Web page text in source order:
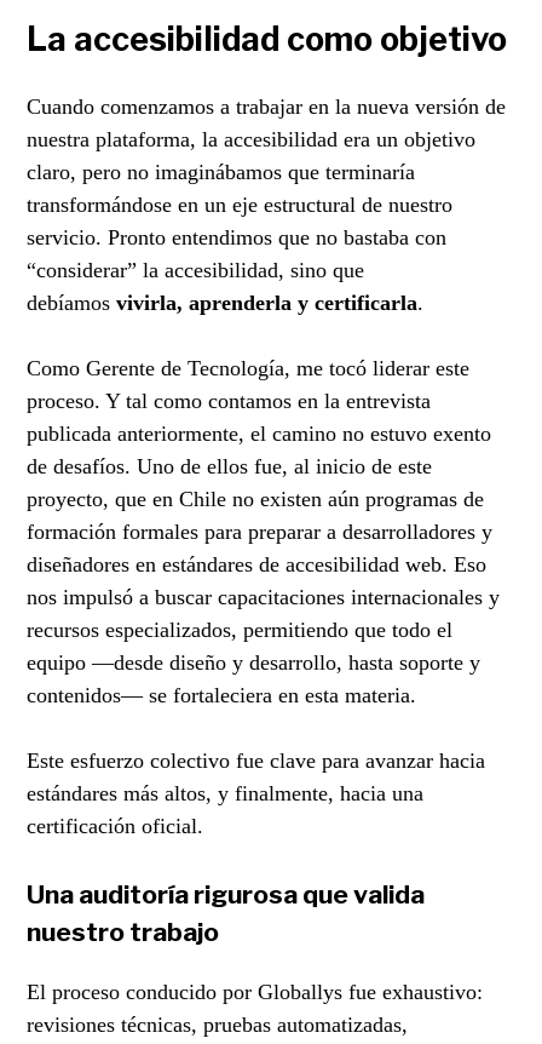
La accesibilidad como objetivo
Cuando comenzamos a trabajar en la nueva versión de
nuestra plataforma, la accesibilidad era un objetivo
claro, pero no imaginábamos que terminaría
transformándose en un eje estructural de nuestro
servicio. Pronto entendimos que no bastaba con
“considerar” la accesibilidad, sino que
debíamosvivirla, aprenderla y certificarla.
Como Gerente de Tecnología, me tocó liderar este
proceso. Y tal como contamos en la entrevista
publicada anteriormente, el camino no estuvo exento
de desafíos. Uno de ellos fue, al inicio de este
proyecto, que en Chile no existen aún programas de
formación formales para preparar a desarrolladores y
diseñadores en estándares de accesibilidad web. Eso
nos impulsó a buscar capacitaciones internacionales y
recursos especializados, permitiendo que todo el
equipo —desde diseño y desarrollo, hasta soporte y
contenidos— se fortaleciera en esta materia.
Este esfuerzo colectivo fue clave para avanzar hacia
estándares más altos, y finalmente, hacia una
certificación oficial.
Una auditoría rigurosa que valida
nuestro trabajo
El proceso conducido por Globallys fue exhaustivo:
revisiones técnicas, pruebas automatizadas,